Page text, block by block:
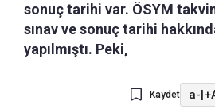
sonuç tarihi var. ÖSYM
sınav ve sonuç tarihi
yapılmıştı. Peki,
Kaydet a-|